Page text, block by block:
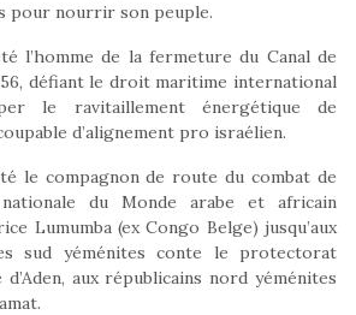
pour nourrir son peuple.
l’homme de la fermeture du Canal de
défiant le droit maritime international
le ravitaillement énergétique de
d’alignement pro israélien.
le compagnon de route du combat de
du Monde arabe et africain
Lumumba (ex Congo Belge) jusqu’aux
sud yéménites conte le protectorat
aux républicains nord yéménites